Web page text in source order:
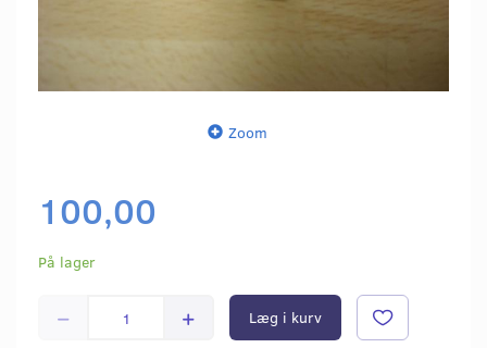
Zoom
100,00
På lager
Læg i kurv